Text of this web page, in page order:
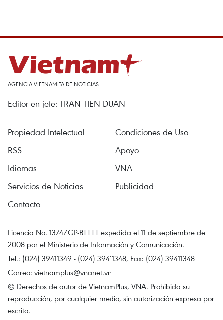
AGENCIA VIETNAMITA DE NOTICIAS
Editor en jefe: TRAN TIEN DUAN
Propiedad Intelectual
Condiciones de Uso
RSS
Apoyo
Idiomas
VNA
Servicios de Noticias
Publicidad
Contacto
Licencia No. 1374/GP-BTTTT expedida el 11 de septiembre de
2008 por el Ministerio de Información y Comunicación.
Tel.: (024) 39411349 - (024) 39411348, Fax: (024) 39411348
Correo: vietnamplus@vnanet.vn
© Derechos de autor de VietnamPlus, VNA. Prohibida su
reproducción, por cualquier medio, sin autorización expresa por
escrito.